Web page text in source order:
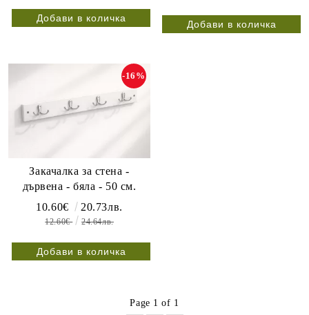
Закачалка за стена -
дървена - бяла - 50 см.
-16%
10.60€ 20.73лв.
12.60€ 24.64лв.
Page 1 of 1